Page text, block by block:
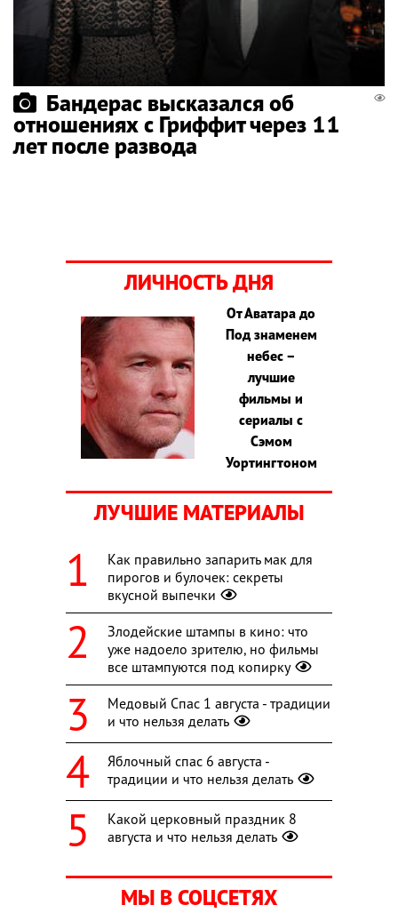
Бандерас высказался об
отношениях с Гриффит через 11
лет после развода
ЛИЧНОСТЬ ДНЯ
От Аватара до
Под знаменем
небес –
лучшие
фильмы и
сериалы с
Сэмом
Уортингтоном
ЛУЧШИЕ МАТЕРИАЛЫ
Как правильно запарить мак для
пирогов и булочек: секреты
вкусной выпечки
Злодейские штампы в кино: что
уже надоело зрителю, но фильмы
все штампуются под копирку
Медовый Спас 1 августа - традиции
и что нельзя делать
Яблочный спас 6 августа -
традиции и что нельзя делать
Какой церковный праздник 8
августа и что нельзя делать
МЫ В СОЦСЕТЯХ